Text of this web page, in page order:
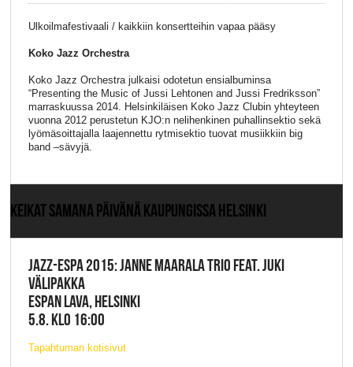
Ulkoilmafestivaali / kaikkiin konsertteihin vapaa pääsy
Koko Jazz Orchestra
Koko Jazz Orchestra julkaisi odotetun ensialbuminsa
“Presenting the Music of Jussi Lehtonen and Jussi Fredriksson”
marraskuussa 2014. Helsinkiläisen Koko Jazz Clubin yhteyteen
vuonna 2012 perustetun KJO:n nelihenkinen puhallinsektio sekä
lyömäsoittajalla laajennettu rytmisektio tuovat musiikkiin big
band –sävyjä.
KEIKAT SAMANA PÄIVÄNÄ KAUPUNGISSA HELSINKI
JAZZ-ESPA 2015: JANNE MAARALA TRIO FEAT. JUKI
VÄLIPAKKA
ESPAN LAVA, HELSINKI
5.8. KLO 16:00
Tapahtuman kotisivut